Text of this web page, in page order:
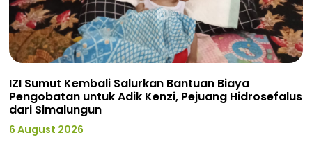
IZI Sumut Kembali Salurkan Bantuan Biaya
Pengobatan untuk Adik Kenzi, Pejuang Hidrosefalus
dari Simalungun
6 August 2026